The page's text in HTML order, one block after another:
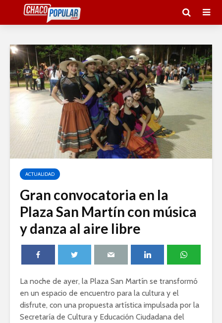
ACTUALIDAD
Gran convocatoria en la
Plaza San Martín con música
y danza al aire libre
La noche de ayer, la Plaza San Martín se transformó
en un espacio de encuentro para la cultura y el
disfrute, con una propuesta artística impulsada por la
Secretaría de Cultura y Educación Ciudadana del